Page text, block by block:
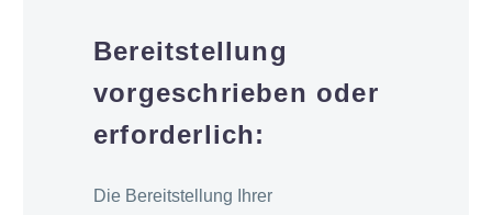
Bereitstellung
vorgeschrieben oder
erforderlich:
Die Bereitstellung Ihrer